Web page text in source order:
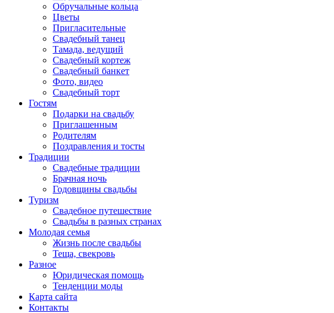
Обручальные кольца
Цветы
Пригласительные
Свадебный танец
Тамада, ведущий
Свадебный кортеж
Свадебный банкет
Фото, видео
Свадебный торт
Гостям
Подарки на свадьбу
Приглашенным
Родителям
Поздравления и тосты
Традиции
Свадебные традиции
Брачная ночь
Годовщины свадьбы
Туризм
Свадебное путешествие
Свадьбы в разных странах
Молодая семья
Жизнь после свадьбы
Теща, свекровь
Разное
Юридическая помощь
Тенденции моды
Карта сайта
Контакты